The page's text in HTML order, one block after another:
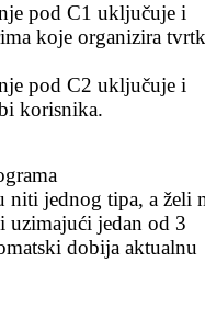
pod C1 uključuje i
koje organizira
pod C2 uključuje i
korisnika.
niti jednog tipa, a želi
uzimajući jedan od 3
dobija aktualnu